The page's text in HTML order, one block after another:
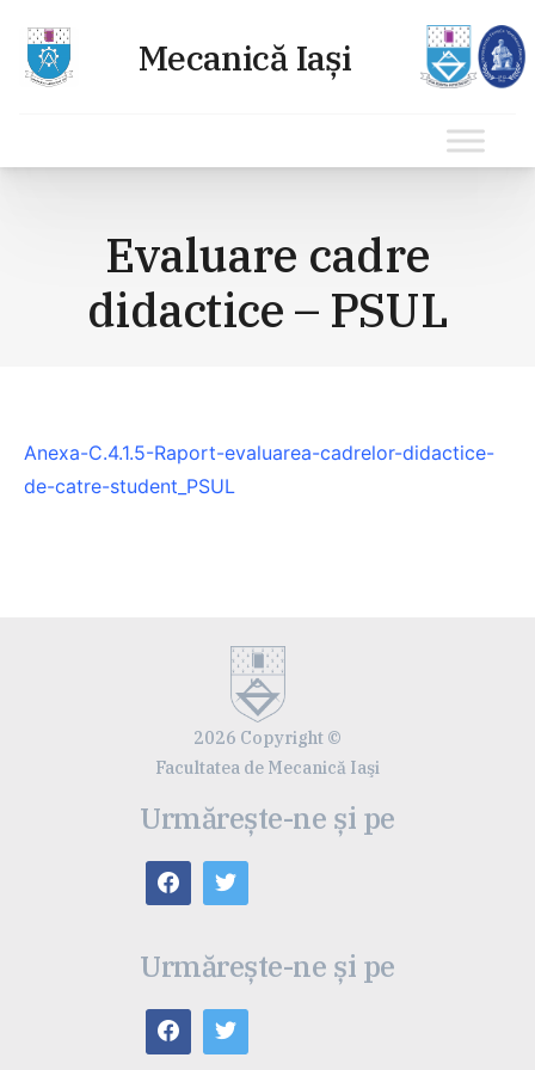
Evaluare cadre
didactice – PSUL
Anexa-C.4.1.5-Raport-evaluarea-cadrelor-didactice-
de-catre-student_PSUL
2026 Copyright ©
Facultatea de Mecanică Iaşi
Urmărește-ne și pe
Urmărește-ne și pe